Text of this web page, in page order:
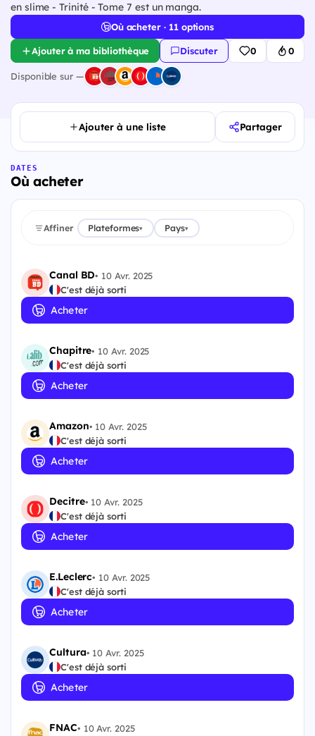
en slime - Trinité - Tome 7 est un manga.
Où acheter · 11 options
Ajouter à ma bibliothèque Discuter 0 0
Disponible sur —
Ajouter à une liste Partager
DATES
Où acheter
Affiner Plateformes▾ Pays▾
Canal BD• 10 Avr. 2025
C'est déjà sorti
Acheter
Chapitre• 10 Avr. 2025
C'est déjà sorti
Acheter
Amazon• 10 Avr. 2025
C'est déjà sorti
Acheter
Decitre• 10 Avr. 2025
C'est déjà sorti
Acheter
E.Leclerc• 10 Avr. 2025
C'est déjà sorti
Acheter
Cultura• 10 Avr. 2025
C'est déjà sorti
Acheter
FNAC• 10 Avr. 2025